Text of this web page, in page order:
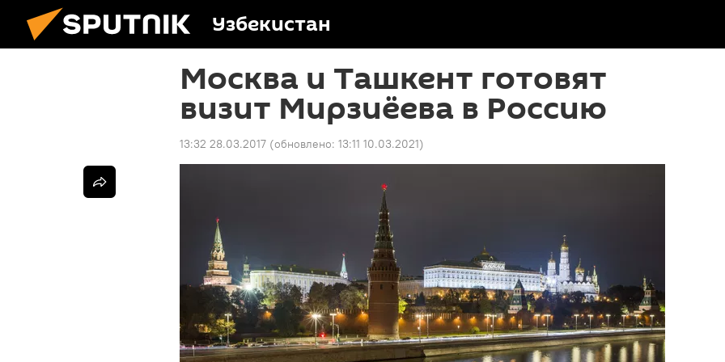
Узбекистан
Москва и Ташкент готовят
визит Мирзиёева в Россию
13:32 28.03.2017 (обновлено: 13:11 10.03.2021)